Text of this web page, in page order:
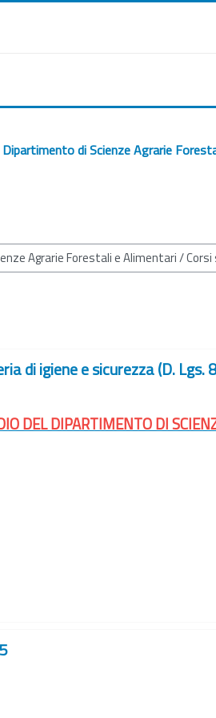
Dipartimento di Scienze Agrarie
di igiene e sicurezza (D. Lgs.
DEL DIPARTIMENTO DI